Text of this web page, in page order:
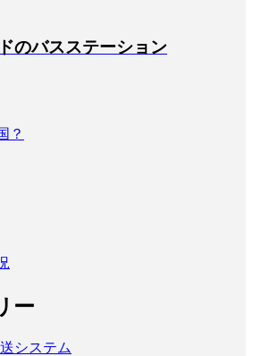
のバスステーション
？
ー
システム